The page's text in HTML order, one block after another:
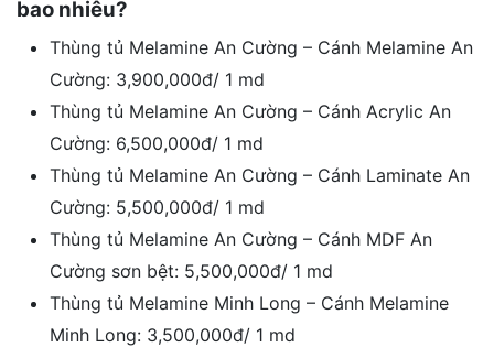
bao nhiêu?
Thùng tủ Melamine An Cường – Cánh Melamine An
Cường: 3,900,000đ/ 1 md
Thùng tủ Melamine An Cường – Cánh Acrylic An
Cường: 6,500,000đ/ 1 md
Thùng tủ Melamine An Cường – Cánh Laminate An
Cường: 5,500,000đ/ 1 md
Thùng tủ Melamine An Cường – Cánh MDF An
Cường sơn bệt: 5,500,000đ/ 1 md
Thùng tủ Melamine Minh Long – Cánh Melamine
Minh Long: 3,500,000đ/ 1 md